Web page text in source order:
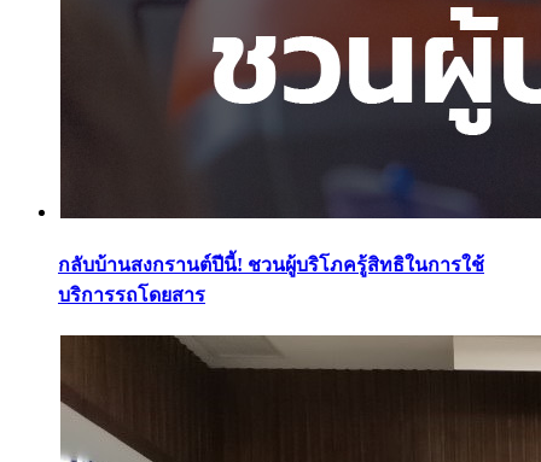
กลับบ้านสงกรานต์ปีนี้! ชวนผู้บริโภครู้สิทธิในการใช้
บริการรถโดยสาร